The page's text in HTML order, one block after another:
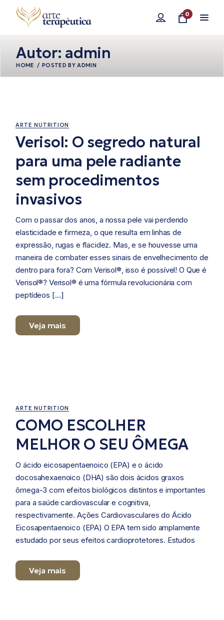
conteúdo
0
Autor: admin
HOME POSTED BY ADMIN
ARTE NUTRITION
Verisol: O segredo natural
para uma pele radiante
sem procedimentos
invasivos
Com o passar dos anos, a nossa pele vai perdendo
elasticidade e firmeza, o que resulta em linhas de
expressão, rugas e flacidez. Mas, e se houvesse uma
maneira de combater esses sinais de envelhecimento de
dentro para fora? Com Verisol®, isso é possível! O Que é
Verisol®? Verisol® é uma fórmula revolucionária com
peptídeos […]
Veja mais
ARTE NUTRITION
COMO ESCOLHER
MELHOR O SEU ÔMEGA
O ácido eicosapentaenoico (EPA) e o ácido
docosahexaenoico (DHA) são dois ácidos graxos
ômega-3 com efeitos biológicos distintos e importantes
para a saúde cardiovascular e cognitiva,
respectivamente. Ações Cardiovasculares do Ácido
Eicosapentaenoico (EPA) O EPA tem sido amplamente
estudado por seus efeitos cardioprotetores. Estudos
Veja mais